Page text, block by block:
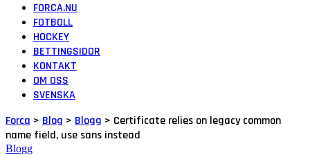
FORCA.NU
FOTBOLL
HOCKEY
BETTINGSIDOR
KONTAKT
OM OSS
SVENSKA
Forca > Blog > Blogg > Certificate relies on legacy common
name field, use sans instead
Blogg